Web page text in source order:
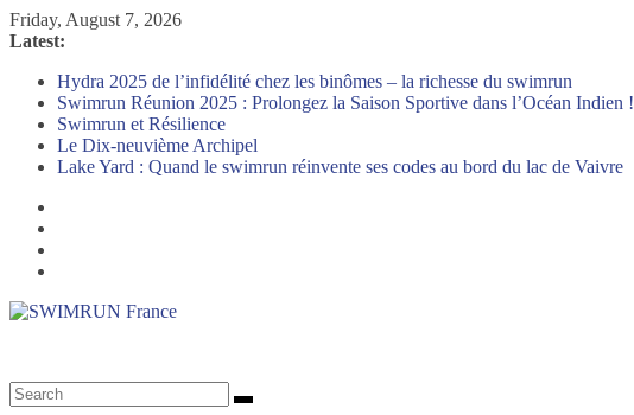
Skip
to
Friday, August 7, 2026
Latest:
Hydra 2025 de l’infidélité chez les binômes – la richesse du swimrun
Swimrun Réunion 2025 : Prolongez la Saison Sportive dans l’Océan Indien !
Swimrun et Résilience
Le Dix-neuvième Archipel
Lake Yard : Quand le swimrun réinvente ses codes au bord du lac de Vaivre